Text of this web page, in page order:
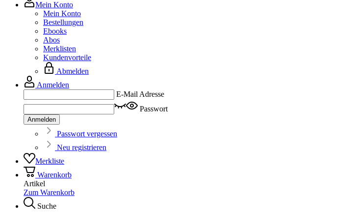
Mein Konto
Mein Konto
Bestellungen
Ebooks
Abos
Merklisten
Kundenvorteile
Abmelden
Anmelden
E-Mail Adresse
Passwort
Anmelden
Passwort vergessen
Neu registrieren
Merkliste
Warenkorb
Artikel
Zum Warenkorb
Suche